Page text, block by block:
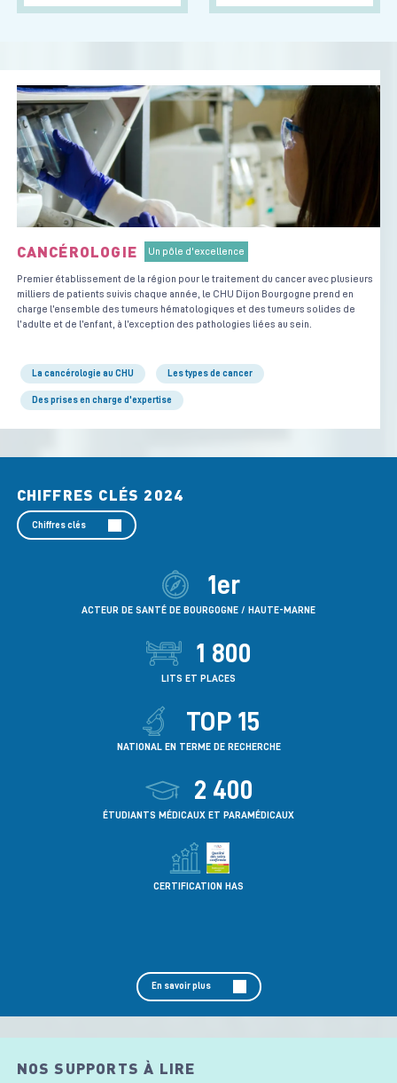
CANCÉROLOGIE Un pôle d'excellence
Premier établissement de la région pour le traitement du cancer avec plusieurs
milliers de patients suivis chaque année, le CHU Dijon Bourgogne prend en
charge l’ensemble des tumeurs hématologiques et des tumeurs solides de
l’adulte et de l’enfant, à l’exception des pathologies liées au sein.
La cancérologie au CHU Les types de cancer
Des prises en charge d'expertise
CHIFFRES CLÉS 2024
Chiffres clés
1er
ACTEUR DE SANTÉ DE BOURGOGNE / HAUTE-MARNE
1 800
LITS ET PLACES
TOP 15
NATIONAL EN TERME DE RECHERCHE
2 400
ÉTUDIANTS MÉDICAUX ET PARAMÉDICAUX
CERTIFICATION HAS
En savoir plus
NOS SUPPORTS À LIRE